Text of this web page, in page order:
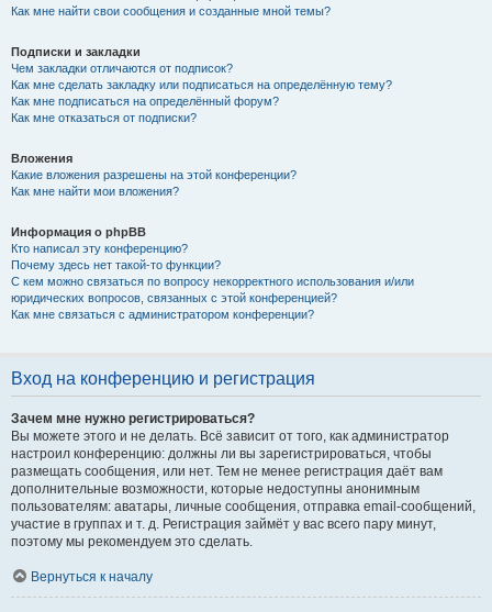
Как мне найти свои сообщения и созданные мной темы?
Подписки и закладки
Чем закладки отличаются от подписок?
Как мне сделать закладку или подписаться на определённую тему?
Как мне подписаться на определённый форум?
Как мне отказаться от подписки?
Вложения
Какие вложения разрешены на этой конференции?
Как мне найти мои вложения?
Информация о phpBB
Кто написал эту конференцию?
Почему здесь нет такой-то функции?
С кем можно связаться по вопросу некорректного использования и/или
юридических вопросов, связанных с этой конференцией?
Как мне связаться с администратором конференции?
Вход на конференцию и регистрация
Зачем мне нужно регистрироваться?
Вы можете этого и не делать. Всё зависит от того, как администратор
настроил конференцию: должны ли вы зарегистрироваться, чтобы
размещать сообщения, или нет. Тем не менее регистрация даёт вам
дополнительные возможности, которые недоступны анонимным
пользователям: аватары, личные сообщения, отправка email-сообщений,
участие в группах и т. д. Регистрация займёт у вас всего пару минут,
поэтому мы рекомендуем это сделать.
Вернуться к началу